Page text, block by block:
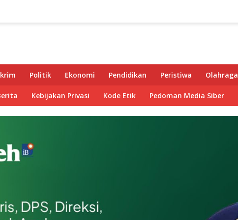
Politik Ekonomi Pendidikan Peristiwa Olahraga
Kebijakan Privasi Kode Etik Pedoman Media Siber